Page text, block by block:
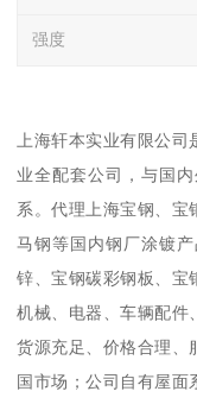
强度
上海轩本实业有限公
业全配套公司，与国
系。代理上海宝钢、宝
马钢等国内钢厂涂镀
锌、宝钢碳彩钢板、宝
机械、电器、车辆配件
货源充足、价格合理、
国市场；公司自有屋面